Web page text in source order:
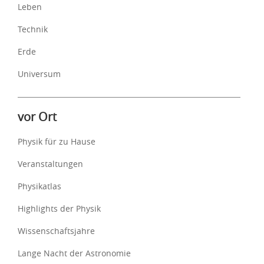
Leben
Technik
Erde
Universum
vor Ort
Physik für zu Hause
Veranstaltungen
Physikatlas
Highlights der Physik
Wissenschaftsjahre
Lange Nacht der Astronomie